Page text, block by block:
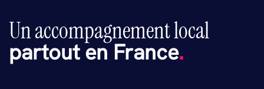
Un accompagnement local
partout en France.